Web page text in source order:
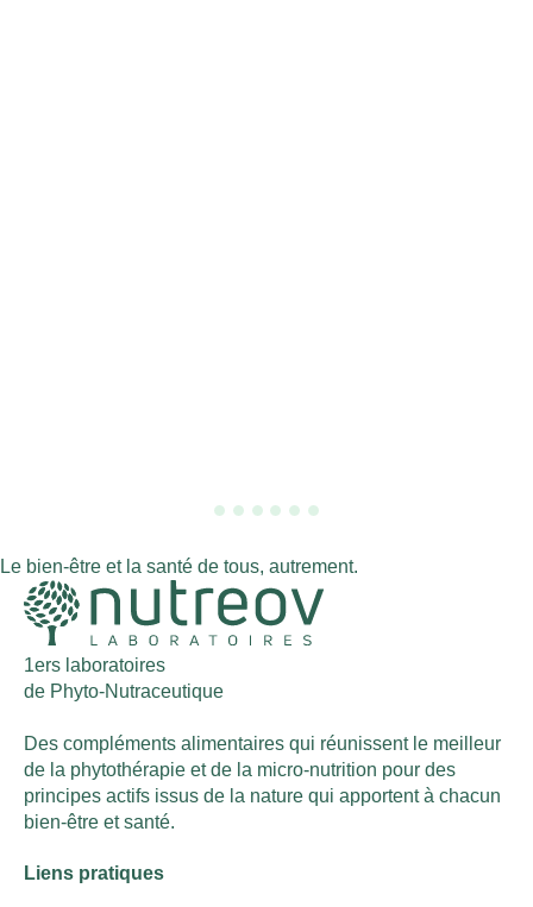
Le bien-être et la santé de tous, autrement.
1ers laboratoires
de Phyto-Nutraceutique
Des compléments alimentaires qui réunissent le meilleur
de la phytothérapie et de la micro-nutrition pour des
principes actifs issus de la nature qui apportent à chacun
bien-être et santé.
Liens pratiques